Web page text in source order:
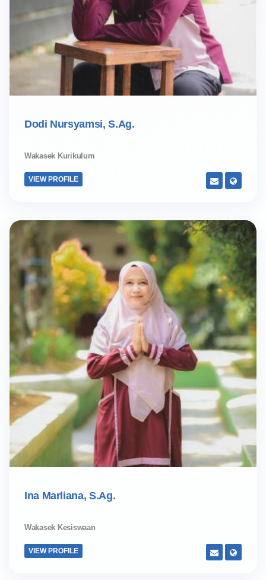
Dodi Nursyamsi, S.Ag.
Wakasek Kurikulum
VIEW PROFILE
Ina Marliana, S.Ag.
Wakasek Kesiswaan
VIEW PROFILE